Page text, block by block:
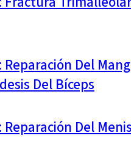
Reparación Del
Del Bíceps
Reparación Del